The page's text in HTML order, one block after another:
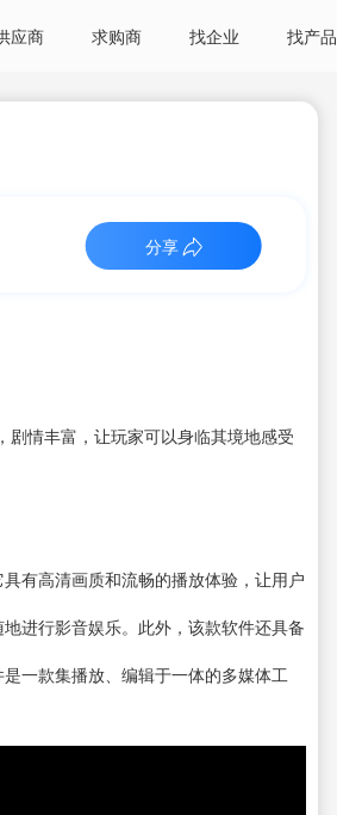
应商 求购商 找企业 找产品
分享
情丰富，让玩家可以身临其境地感受
有高清画质和流畅的播放体验，让用户
进行影音娱乐。此外，该款软件还具备
一款集播放、编辑于一体的多媒体工